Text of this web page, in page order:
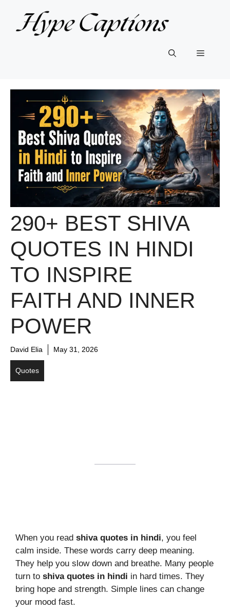
content
Menu
290+ BEST SHIVA
QUOTES IN HINDI
TO INSPIRE
FAITH AND INNER
POWER
David Elia May 31, 2026
Quotes
When you read shiva quotes in hindi, you feel
calm inside. These words carry deep meaning.
They help you slow down and breathe. Many people
turn to shiva quotes in hindi in hard times. They
bring hope and strength. Simple lines can change
your mood fast.